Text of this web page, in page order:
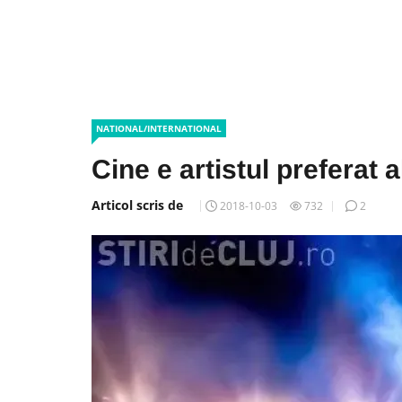
NATIONAL/INTERNATIONAL
Cine e artistul preferat
Articol scris de 2018-10-03 732 2